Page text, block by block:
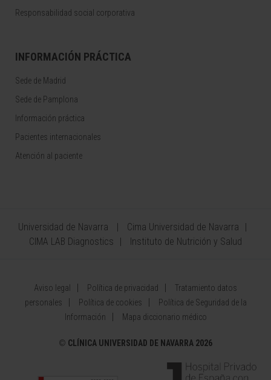
Responsabilidad social corporativa
INFORMACIÓN PRÁCTICA
Sede de Madrid
Sede de Pamplona
Información práctica
Pacientes internacionales
Atención al paciente
Universidad de Navarra
Cima Universidad de Navarra
CIMA LAB Diagnostics
Instituto de Nutrición y Salud
Aviso legal Política de privacidad
Tratamiento datos
personales
Política de cookies
Política de Seguridad de la
Información
Mapa diccionario médico
© CLÍNICA UNIVERSIDAD DE NAVARRA 2026